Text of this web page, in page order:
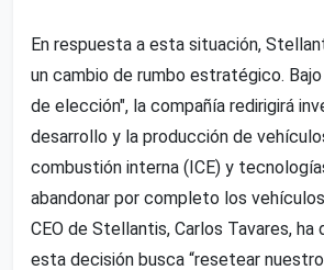
En respuesta a esta situación,
un cambio de rumbo estratégico.
de elección", la compañía redirigirá
desarrollo y la producción de
combustión interna (ICE) y
abandonar por completo los
CEO de Stellantis, Carlos Tavares, ha
esta decisión busca “resetear